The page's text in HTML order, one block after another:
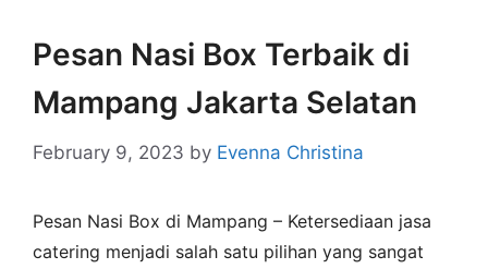
Pesan Nasi Box Terbaik di
Mampang Jakarta Selatan
February 9, 2023 by Evenna Christina
Pesan Nasi Box di Mampang – Ketersediaan jasa
catering menjadi salah satu pilihan yang sangat